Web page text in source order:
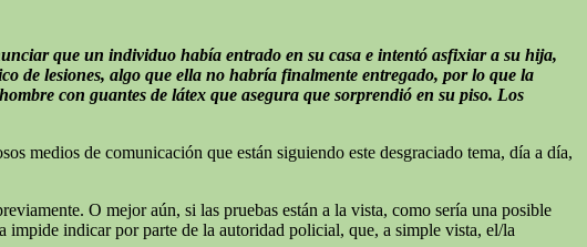
que un individuo había entrado en su casa e intentó asfixiar a su hija,
de lesiones, algo que ella no habría finalmente entregado, por lo que la
con guantes de látex que asegura que sorprendió en su piso. Los
medios de comunicación que están siguiendo este desgraciado tema, día a día,
O mejor aún, si las pruebas están a la vista, como sería una posible
indicar por parte de la autoridad policial, que, a simple vista, el/la